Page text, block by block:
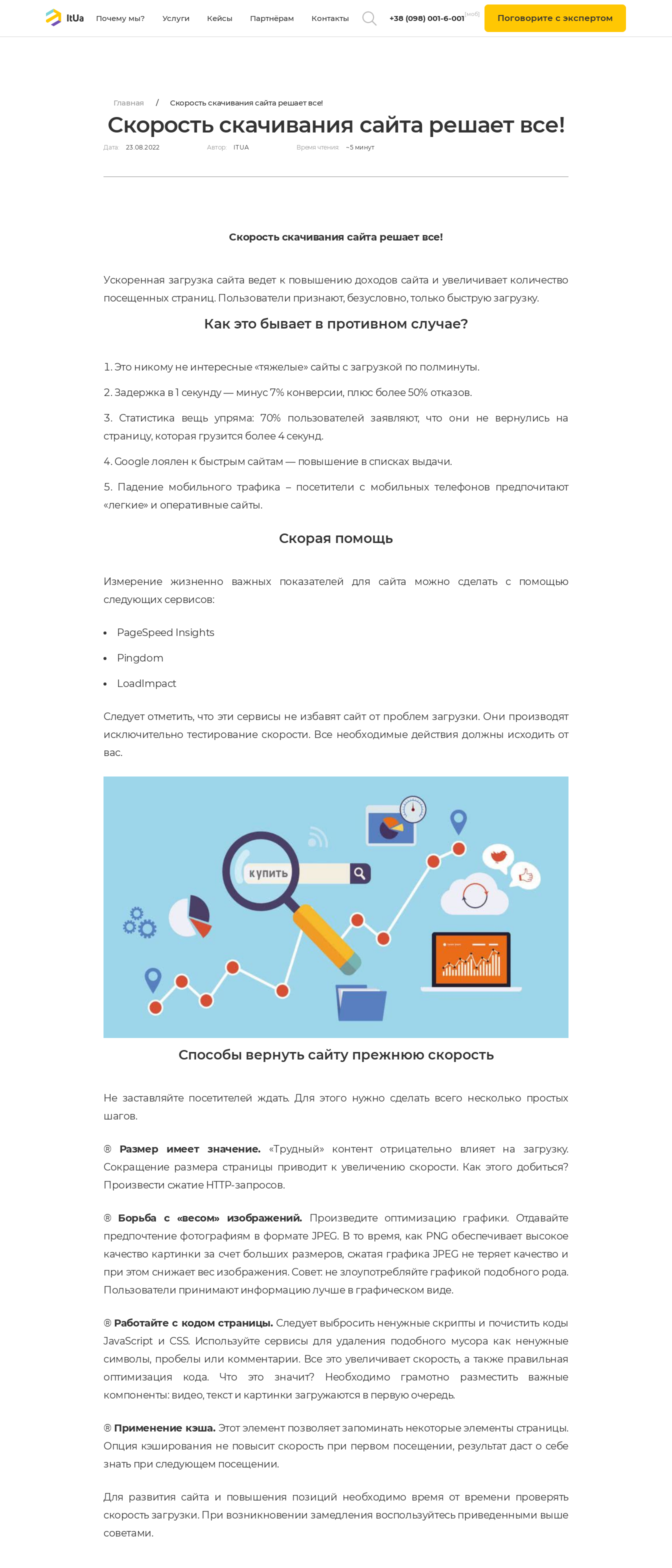
Почему мы? Услуги Кейсы Партнёрам Контакты +38 (098) 001-6-001[моб] Поговорите с экспертом
Главная / Скорость скачивания сайта решает все!
Скорость скачивания сайта решает все!
Дата: 23.08.2022 Автор: ITUA Время чтения: ~5 минут
Скорость скачивания сайта решает все!
Ускоренная загрузка сайта ведет к повышению доходов сайта и увеличивает количество
посещенных страниц. Пользователи признают, безусловно, только быструю загрузку.
Как это бывает в противном случае?
Это никому не интересные «тяжелые» сайты с загрузкой по полминуты.
Задержка в 1 секунду — минус 7% конверсии, плюс более 50% отказов.
Статистика вещь упряма: 70% пользователей заявляют, что они не вернулись на
страницу, которая грузится более 4 секунд.
Google лоялен к быстрым сайтам — повышение в списках выдачи.
Падение мобильного трафика – посетители с мобильных телефонов предпочитают
«легкие» и оперативные сайты.
Скорая помощь
Измерение жизненно важных показателей для сайта можно сделать с помощью
следующих сервисов:
PageSpeed ​​Insights
Pingdom
LoadImpact
Следует отметить, что эти сервисы не избавят сайт от проблем загрузки. Они производят
исключительно тестирование скорости. Все необходимые действия должны исходить от
вас.
Способы вернуть сайту прежнюю скорость
Не заставляйте посетителей ждать. Для этого нужно сделать всего несколько простых
шагов.
® Размер имеет значение. «Трудный» контент отрицательно влияет на загрузку.
Сокращение размера страницы приводит к увеличению скорости. Как этого добиться?
Произвести сжатие HTTP-запросов.
® Борьба с «весом» изображений.
Произведите оптимизацию графики. Отдавайте
предпочтение фотографиям в формате JPEG. В то время, как PNG обеспечивает высокое
качество картинки за счет больших размеров, сжатая графика JPEG не теряет качество и
при этом снижает вес изображения. Совет: не злоупотребляйте графикой подобного рода.
Пользователи принимают информацию лучше в графическом виде.
® Работайте с кодом страницы. Следует выбросить ненужные скрипты и почистить коды
JavaScript и CSS. Используйте сервисы для удаления подобного мусора как ненужные
символы, пробелы или комментарии. Все это увеличивает скорость, а также правильная
оптимизация кода. Что это значит? Необходимо грамотно разместить важные
компоненты: видео, текст и картинки загружаются в первую очередь.
® Применение кэша. Этот элемент позволяет запоминать некоторые элементы страницы.
Опция кэширования не повысит скорость при первом посещении, результат даст о себе
знать при следующем посещении.
Для развития сайта и повышения позиций необходимо время от времени проверять
скорость загрузки. При возникновении замедления воспользуйтесь приведенными выше
советами.